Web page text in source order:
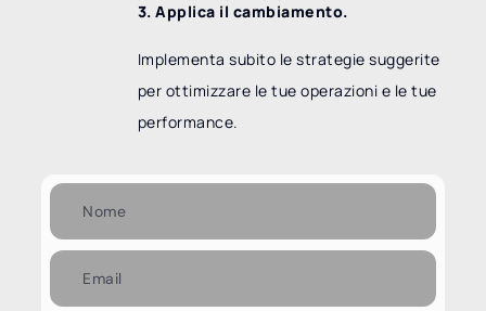
3. Applica il cambiamento.
Implementa subito le strategie suggerite
per ottimizzare le tue operazioni e le tue
performance.